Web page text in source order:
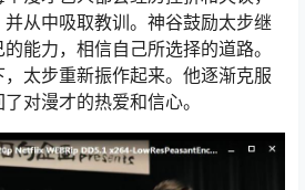
从中吸取教训。神谷鼓励太步继
能力，相信自己所选择的道路。
太步重新振作起来。他逐渐克服
对漫才的热爱和信心。